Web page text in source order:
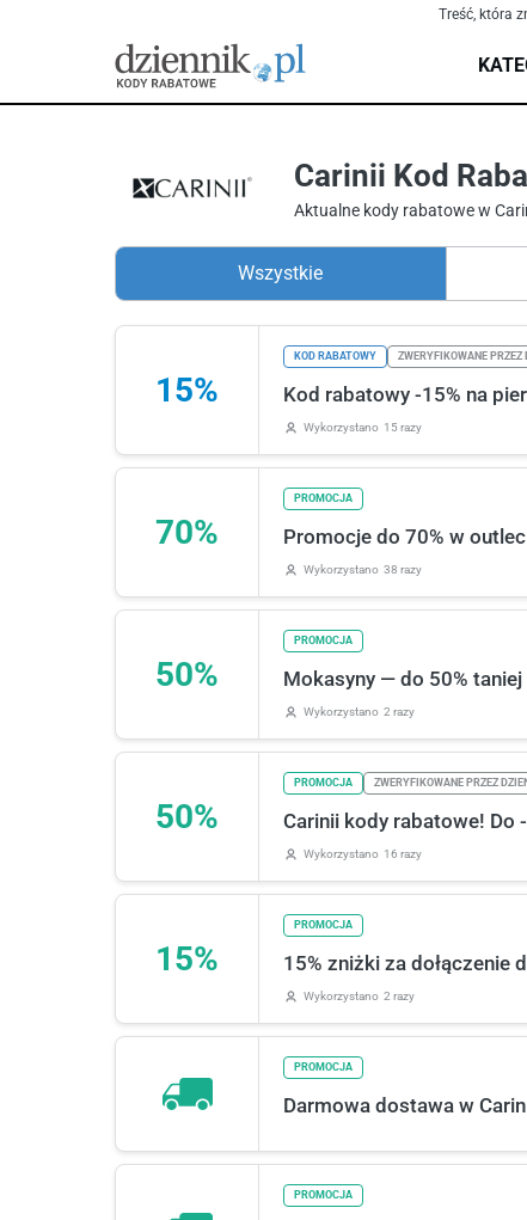
Treść, która
Carinii Kod
Aktualne kody rabatowe w
Wszystkie
15%
KOD RABATOWY ZWERYFIKOWANE PRZEZ
Kod rabatowy -15% na
Wykorzystano 15 razy
70%
PROMOCJA
Promocje do 70% w
Wykorzystano 38 razy
50%
PROMOCJA
Mokasyny — do 50% taniej
Wykorzystano 2 razy
50%
PROMOCJA ZWERYFIKOWANE PRZEZ
Carinii kody rabatowe! Do
Wykorzystano 16 razy
15%
PROMOCJA
15% zniżki za dołączenie
Wykorzystano 2 razy
PROMOCJA
Darmowa dostawa w
PROMOCJA